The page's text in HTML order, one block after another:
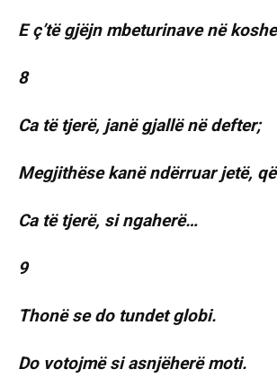
E ç’të gjëjn mbeturinave në
8
Ca të tjerë, janë gjallë në defter;
Megjithëse kanë ndërruar jetë,
Ca të tjerë, si ngaherë…
9
Thonë se do tundet globi.
Do votojmë si asnjëherë moti.